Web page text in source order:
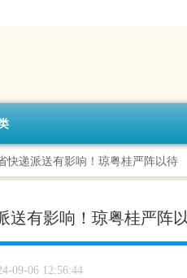
快递派送有影响！琼粤桂严阵以待
送有影响！琼粤桂严阵
09-06 12:56:44